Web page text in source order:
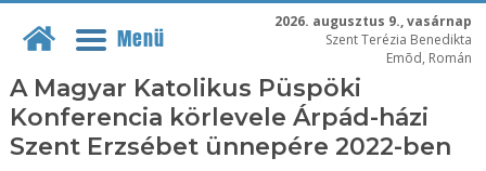
2026. augusztus 9., vasárnap
Szent Terézia Benedikta
Emõd, Román
Menü
A Magyar Katolikus Püspöki
Konferencia körlevele Árpád-házi
Szent Erzsébet ünnepére 2022-ben